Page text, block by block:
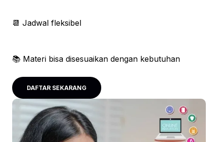
📆 Jadwal fleksibel
📚 Materi bisa disesuaikan dengan kebutuhan
DAFTAR SEKARANG